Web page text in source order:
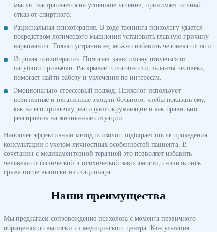
мысли: настраивается на успешное лечение, принимает полный
отказ от спиртного.
Рациональная психотерапия. В ходе тренинга психологу удается
посредством логического мышления установить главную причину
наркомании. Только устранив ее, можно избавить человека от тяги.
Игровая психотерапия. Помогает зависимому отвлечься от
пагубной привычки. Раскрывает способности, таланты человека,
помогает найти работу и увлечения по интересам.
Эмоционально-стрессовый подход. Психолог использует
позитивные и негативные эмоции больного, чтобы показать ему,
как на его привычку реагируют окружающие и как правильно
реагировать на жизненные ситуации.
Наиболее эффективный метод психолог подбирает после проведения
консультации с учетом личностных особенностей пациента. В
сочетании с медикаментозной терапией это позволяет избавить
человека от физической и психической зависимости, снизить риск
срыва после выписки из стационара.
Наши преимущества
Мы предлагаем сопровождение психолога с момента первичного
обращения до выписки из медицинского центра. Консультация